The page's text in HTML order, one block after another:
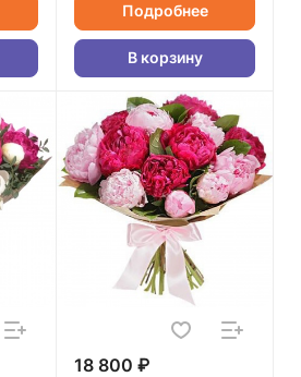
Подробнее
В корзину
18 800 ₽